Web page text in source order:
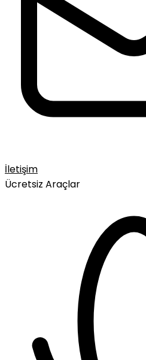
İletişim
Ücretsiz Araçlar